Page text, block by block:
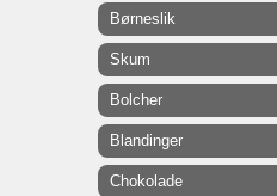
Børneslik
Skum
Bolcher
Blandinger
Chokolade